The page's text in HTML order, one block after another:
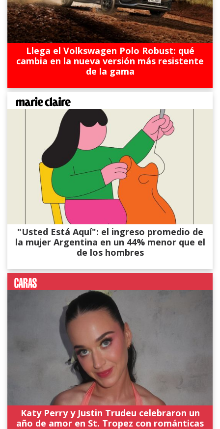
Llega el Volkswagen Polo Robust: qué
cambia en la nueva versión más resistente
de la gama
"Usted Está Aquí": el ingreso promedio de
la mujer Argentina en un 44% menor que el
de los hombres
Katy Perry y Justin Trudeu celebraron un
año de amor en St. Tropez con románticas